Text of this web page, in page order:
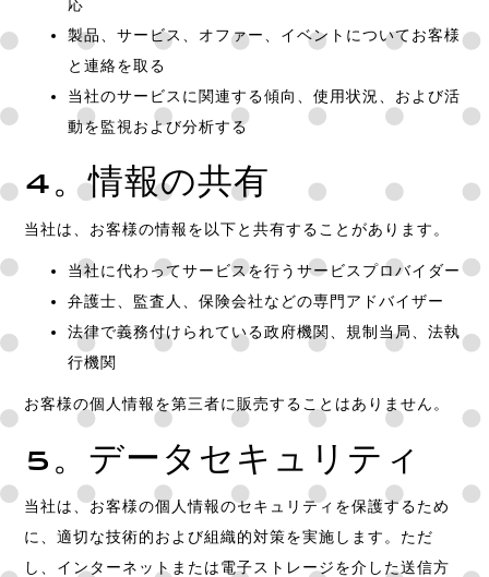
応
製品、サービス、オファー、イベントについてお客様
と連絡を取る
当社のサービスに関連する傾向、使用状況、および活
動を監視および分析する
4。情報の共有
当社は、お客様の情報を以下と共有することがあります。
当社に代わってサービスを行うサービスプロバイダー
弁護士、監査人、保険会社などの専門アドバイザー
法律で義務付けられている政府機関、規制当局、法執
行機関
お客様の個人情報を第三者に販売することはありません。
5。データセキュリティ
当社は、お客様の個人情報のセキュリティを保護するため
に、適切な技術的および組織的対策を実施します。ただ
し、インターネットまたは電子ストレージを介した送信方